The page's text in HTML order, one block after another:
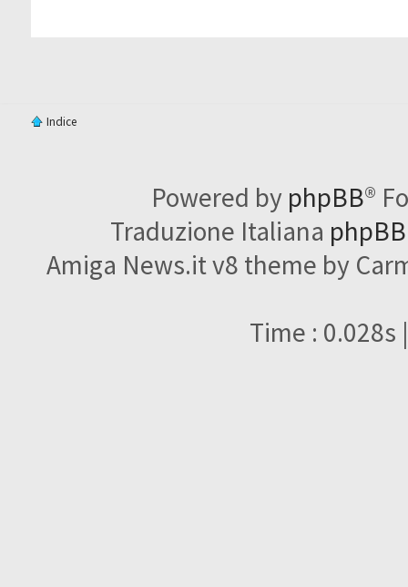
Indice
Powered by phpBB®
Traduzione Italiana
Amiga News.it v8 theme by
Time : 0.028s